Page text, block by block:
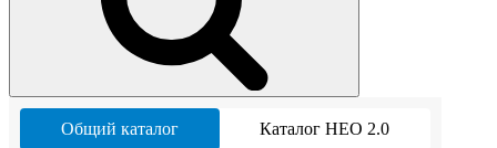
Общий каталог Каталог НЕО 2.0